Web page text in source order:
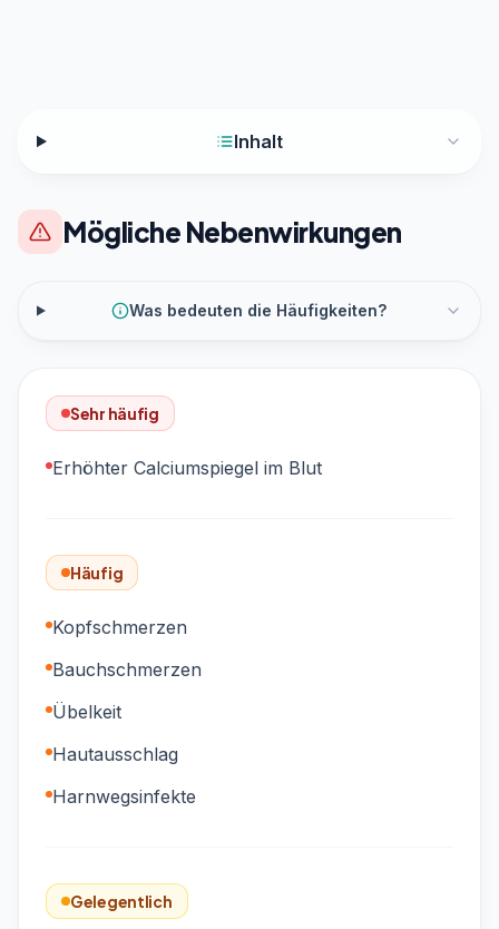
Inhalt
Mögliche Nebenwirkungen
Was bedeuten die Häufigkeiten?
Sehr häufig
Erhöhter Calciumspiegel im Blut
Häufig
Kopfschmerzen
Bauchschmerzen
Übelkeit
Hautausschlag
Harnwegsinfekte
Gelegentlich